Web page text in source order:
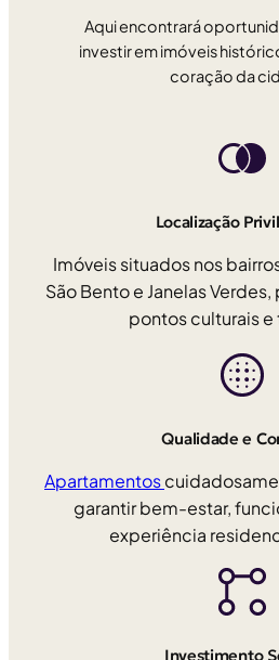
Aqui encontrará
investir em imóveis
coração da
Localização
Imóveis situados nos
São Bento e Janelas
pontos culturais e
Qualidade e
Apartamentos
garantir bem-estar,
experiência
Investimento